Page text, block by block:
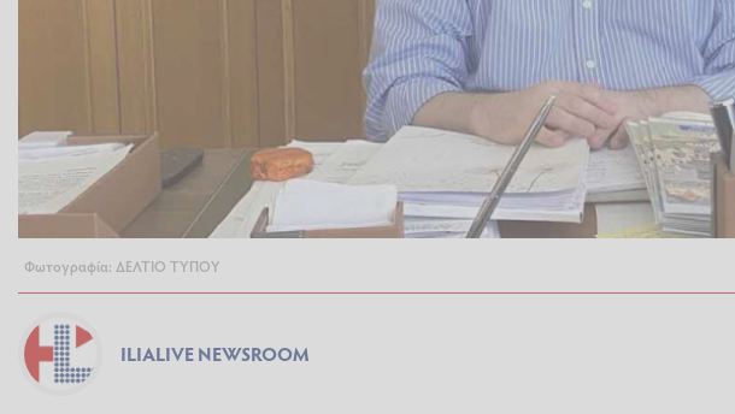
Φωτογραφία: ΔΕΛΤΙΟ ΤΥΠΟΥ
ILIALIVE NEWSROOM